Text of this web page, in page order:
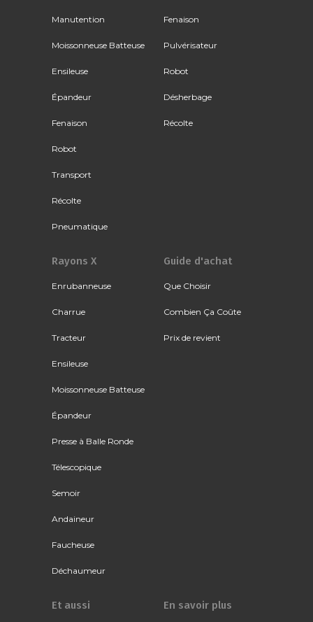
Manutention
Moissonneuse Batteuse
Ensileuse
Épandeur
Fenaison
Robot
Transport
Récolte
Pneumatique
Fenaison
Pulvérisateur
Robot
Désherbage
Récolte
Rayons X
Enrubanneuse
Charrue
Tracteur
Ensileuse
Moissonneuse Batteuse
Épandeur
Presse à Balle Ronde
Télescopique
Semoir
Andaineur
Faucheuse
Déchaumeur
Guide d'achat
Que Choisir
Combien Ça Coûte
Prix de revient
Et aussi En savoir plus